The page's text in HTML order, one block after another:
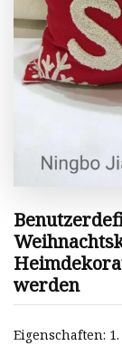
werden
Eigenschaften: